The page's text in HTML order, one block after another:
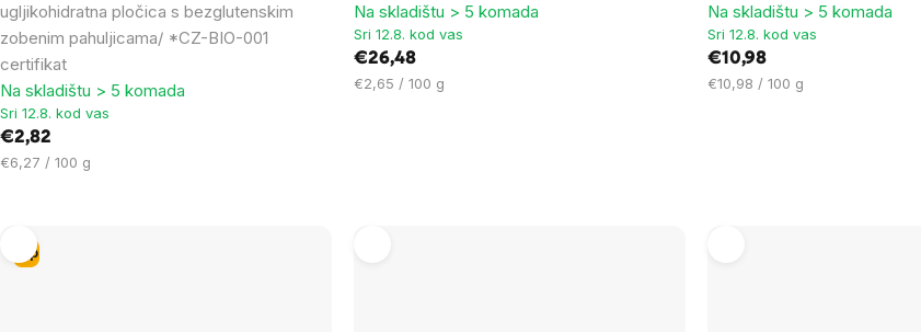
ugljikohidratna pločica s bezglutenskim
zobenim pahuljicama/ *CZ-BIO-001
certifikat
Na skladištu > 5 komada
Sri 12.8. kod vas
€2,82
Cijena
€6,27 / 100 g
Na skladištu > 5 komada
Sri 12.8. kod vas
€26,48
Cijena
€2,65 / 100 g
Na skladištu > 5 komada
Sri 12.8. kod vas
€10,98
Cijena
€10,98 / 100 g
Tip